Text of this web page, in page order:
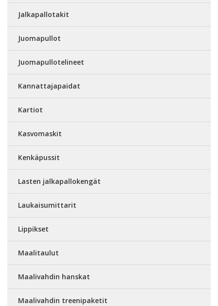
Jalkapallotakit
Juomapullot
Juomapullotelineet
Kannattajapaidat
Kartiot
Kasvomaskit
Kenkäpussit
Lasten jalkapallokengät
Laukaisumittarit
Lippikset
Maalitaulut
Maalivahdin hanskat
Maalivahdin treenipaketit